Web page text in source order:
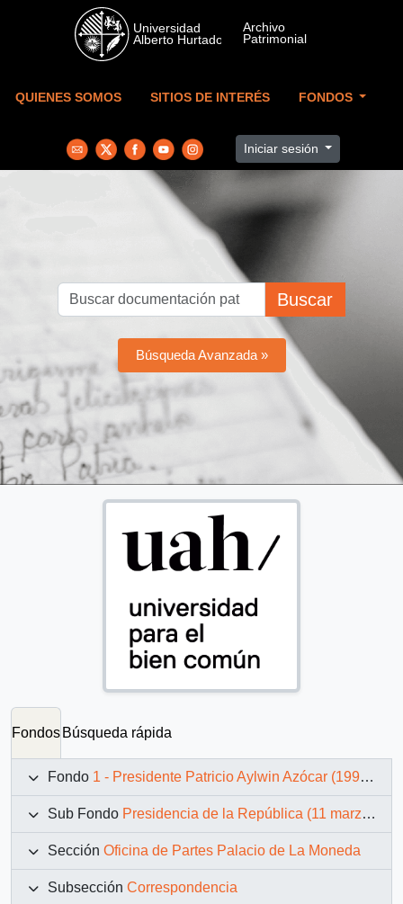
Skip to main content
QUIENES SOMOS SITIOS DE INTERÉS FONDOS
Iniciar sesión
Buscar
Búsqueda Avanzada »
Fondos Búsqueda rápida
Fondo 1 - Presidente Patricio Aylwin Azócar (1990-1994)
Sub Fondo Presidencia de la República (11 marzo 1990 – 11 marzo 1994)
Sección Oficina de Partes Palacio de La Moneda
Subsección Correspondencia